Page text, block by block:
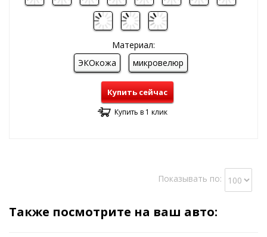
Материал:
ЭКОкожа
микровелюр
Купить сейчас
Купить в 1 клик
Показывать по:
Также посмотрите на ваш авто: